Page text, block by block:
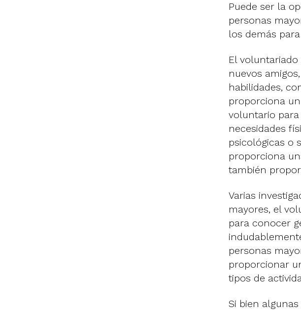
Puede ser la
personas
los demás
El
nuevos
habilidades,
proporciona
voluntario para
necesidades
psicológicas o
proporciona
también
Varias
mayores, el
para conocer
personas
proporcionar
tipos de
Si bien